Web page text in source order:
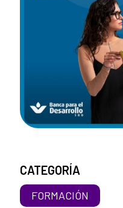
CATEGORÍA
FORMACIÓN